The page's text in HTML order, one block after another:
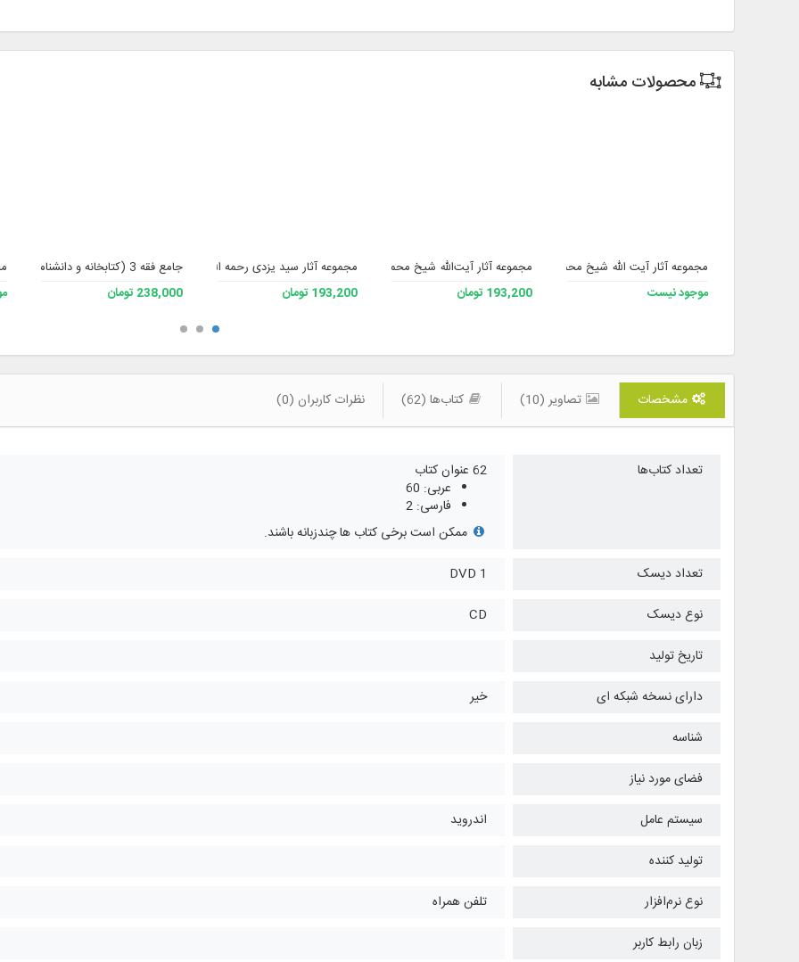
محصولات مشابه
مجموعه آثار آیت الله شیخ محمد سند حفظه الله نسخه 2
موجود نیست
مجموعه آثار آیت‌الله شیخ محمد سند نسخه 3
193,200 تومان
مجموعه آثار سید یزدی رحمه الله
193,200 تومان
جامع فقه 3 (کتابخانه و دانشنامه تخصصی فقه)
238,000 تومان
مشخصات تصاویر (10) کتاب‌ها (62) نظرات کاربران (0)
تعداد کتاب‌ها
62 عنوان کتاب
عربی: 60
فارسی: 2
ممکن است برخی کتاب ها چندزبانه باشند.
تعداد دیسک
1 DVD
نوع دیسک
CD
تاریخ تولید
دارای نسخه شبکه ای
خیر
شناسه
فضای مورد نیاز
سیستم عامل
اندروید
تولید کننده
نوع نرم‌افزار
تلفن همراه
زبان رابط کاربر